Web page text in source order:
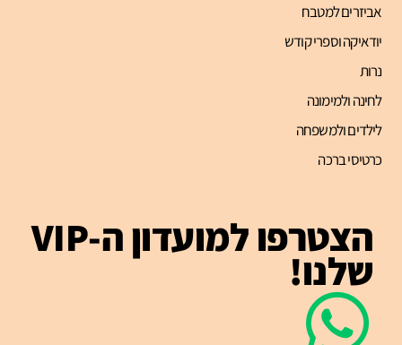
אביזרים למטבח
יודאיקה וספרי קודש
נרות
לחינה ולמימונה
לילדים ולמשפחה
כרטיסי ברכה
הצטרפו למועדון ה-VIP
שלנו!